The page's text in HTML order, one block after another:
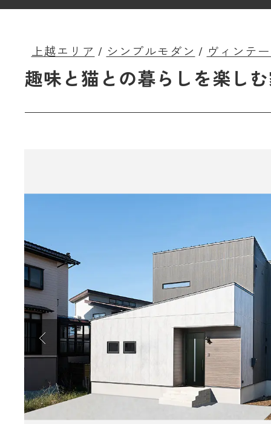
上越エリア シンプルモダン ヴィンテ
趣味と猫との暮らしを楽し